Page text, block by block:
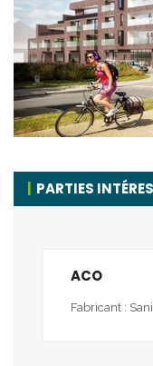
PARTIES
ACO
Fabricant :